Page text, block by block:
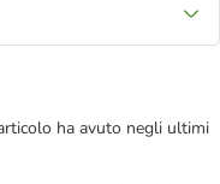
ha avuto negli ultimi